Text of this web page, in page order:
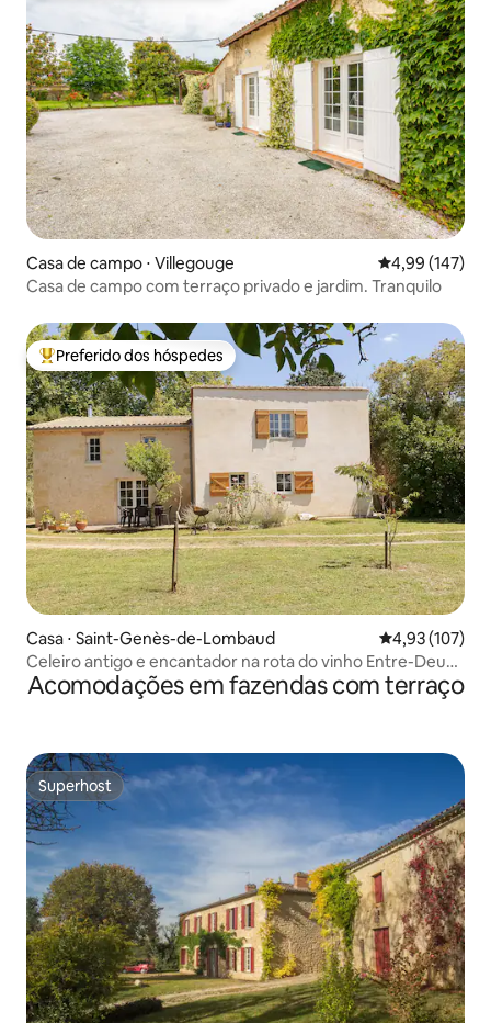
Casa de campo ⋅ Villegouge 4,99 de uma
4,99 (147)
Casa de campo com terraço privado e jardim. Tranquilo
Entre os melhores preferidos dos hóspedes
Preferido dos hóspedes
Casa ⋅ Saint-Genès-de-Lombaud 4,93 de uma
4,93 (107)
Celeiro antigo e encantador na rota do vinho Entre-Deux-
Mers
Acomodações em fazendas com terraço
Superhost
Superhost